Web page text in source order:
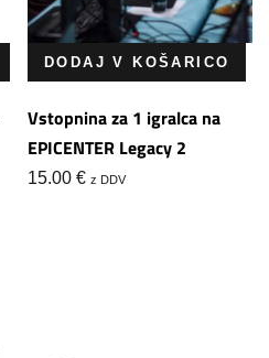
DODAJ V KOŠARICO
Vstopnina za 1 igralca na
EPICENTER Legacy 2
15.00 € z DDV